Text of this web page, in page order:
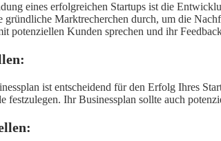
eines erfolgreichen Startups ist die
gründliche Marktrecherchen durch, um die
potenziellen Kunden sprechen und ihr
ist entscheidend für den Erfolg Ihres
festzulegen. Ihr Businessplan sollte auch